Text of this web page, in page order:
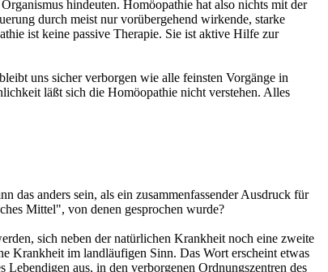
hindeuten. Homöopathie hat also nichts mit der
durch meist nur vorübergehend wirkende, starke
ist keine passive Therapie. Sie ist aktive Hilfe zur
uns sicher verborgen wie alle feinsten Vorgänge in
läßt sich die Homöopathie nicht verstehen. Alles
das anders sein, als ein zusammenfassender Ausdruck für
Mittel", von denen gesprochen wurde?
sich neben der natürlichen Krankheit noch eine zweite
Krankheit im landläufigen Sinn. Das Wort erscheint etwas
aus, in den verborgenen Ordnungszentren des